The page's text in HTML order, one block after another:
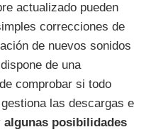
actualizado pueden
correcciones de
de nuevos sonidos
de una
comprobar si todo
las descargas e
algunas posibilidades